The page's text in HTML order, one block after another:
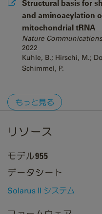
Structural basis for
and aminoacylation
mitochondrial tRNA
Nature Communications
2022
Kuhle, B.; Hirschi, M.;
Schimmel, P.
もっと見る
リソース
モデル955
データシート
Solarus II システム